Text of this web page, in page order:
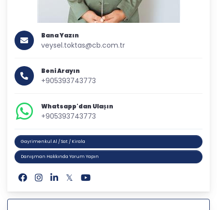
Bana Yazın
veysel.toktas@cb.com.tr
Beni Arayın
+905393743773
Whatsapp'dan Ulaşın
+905393743773
Gayrimenkul Al / Sat / Kirala
Danışman Hakkında Yorum Yapın